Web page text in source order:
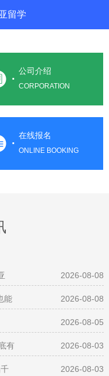
留学
·
公司介绍
CORPORATION
·
在线报名
ONLINE BOOKING
2026-08-08
能 2026-08-08
2026-08-05
有 2026-08-03
2026-08-03